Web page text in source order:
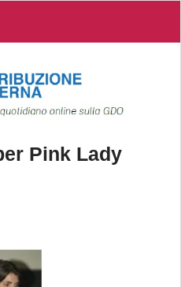
Pink Lady